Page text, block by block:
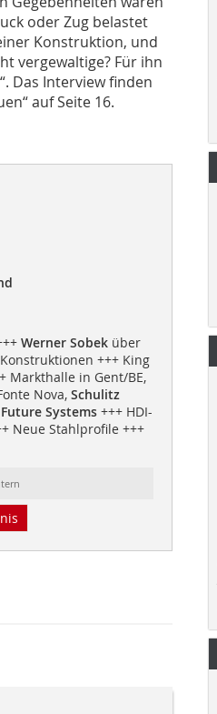
oder Zug belastet
Konstruktion, und
vergewaltige? Für ihn
Das Interview finden
auf Seite 16.
Werner Sobeküber
+++ King
Markthalle in Gent/BE,
Nova,Schulitz
Future Systems+++ HDI-
Neue Stahlprofile +++